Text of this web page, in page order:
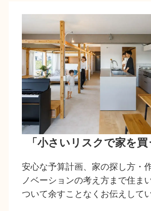
「小さいリスクで家を買
安心な予算計画、家の探し方・
ノベーションの考え方まで住ま
ついて余すことなくお伝えしてい